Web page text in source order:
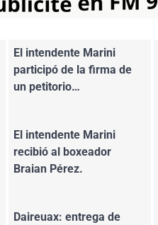
El intendente Marini
participó de la firma de
un petitorio…
El intendente Marini
recibió al boxeador
Braian Pérez.
Daireuax: entrega de